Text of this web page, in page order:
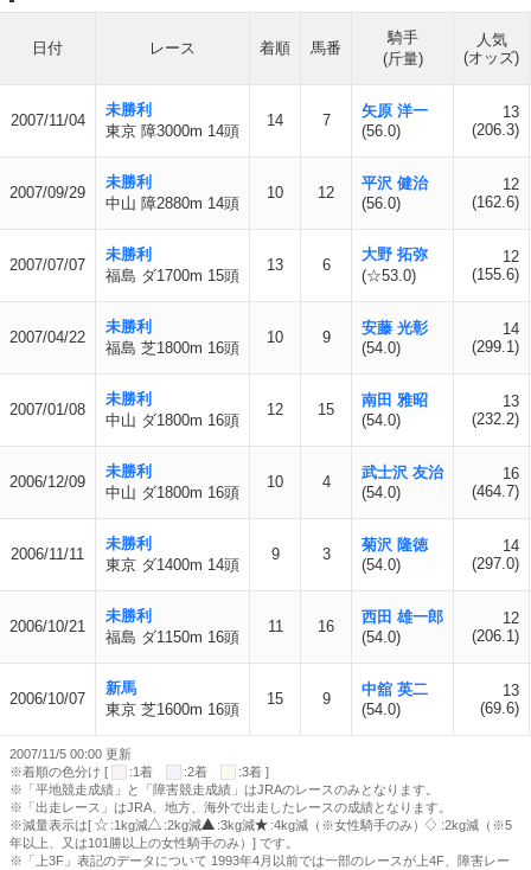
日付 レース 着順 馬番
騎手
(斤量)
人気
(オッズ)
2007/11/04
未勝利
東京 障3000m 14頭
14 7
矢原 洋一
(56.0)
13
(206.3)
2007/09/29
未勝利
中山 障2880m 14頭
10 12
平沢 健治
(56.0)
12
(162.6)
2007/07/07
未勝利
福島 ダ1700m 15頭
13 6
大野 拓弥
(☆53.0)
12
(155.6)
2007/04/22
未勝利
福島 芝1800m 16頭
10 9
安藤 光彰
(54.0)
14
(299.1)
2007/01/08
未勝利
中山 ダ1800m 16頭
12 15
南田 雅昭
(54.0)
13
(232.2)
2006/12/09
未勝利
中山 ダ1800m 16頭
10 4
武士沢 友治
(54.0)
16
(464.7)
2006/11/11
未勝利
東京 ダ1400m 14頭
9 3
菊沢 隆徳
(54.0)
14
(297.0)
2006/10/21
未勝利
福島 ダ1150m 16頭
11 16
西田 雄一郎
(54.0)
12
(206.1)
2006/10/07
新馬
東京 芝1600m 16頭
15 9
中舘 英二
(54.0)
13
(69.6)
2007/11/5 00:00 更新
※着順の色分け [
:1着 :2着
:3着 ]
※「平地競走成績」と「障害競走成績」はJRAのレースのみとなります。
※「出走レース」はJRA、地方、海外で出走したレースの成績となります。
※減量表示は[
:1kg減 :2kg減 :3kg減 :4kg減（※女性騎手のみ）
:2kg減（※5
年以上、又は101勝以上の女性騎手のみ）] です。
※「上3F」表記のデータについて 1993年4月以前では一部のレースが上4F、障害レー